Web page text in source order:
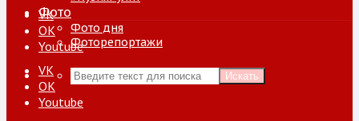
VK
ОК
Youtube
Искать
Фото
Фото дня
Фоторепортажи
VK
ОК
Youtube